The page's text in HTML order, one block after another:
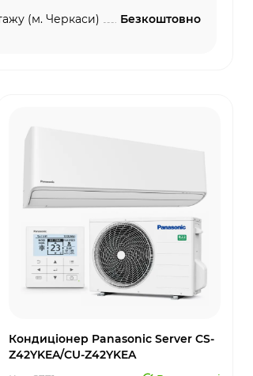
(м. Черкаси) Безкоштовно
Кондиціонер Panasonic Server CS-
Z42YKEA/CU-Z42YKEA